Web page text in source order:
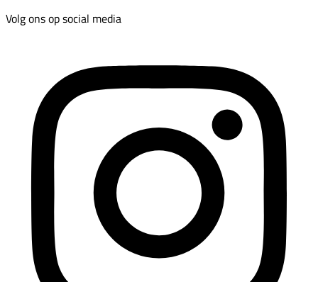
Volg ons op social media